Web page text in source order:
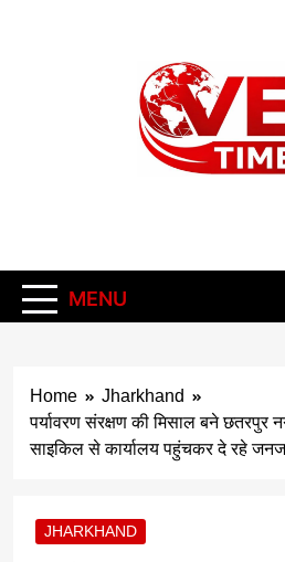
MENU
Home
Jharkhand
पर्यावरण संरक्षण की मिसाल बने छतरपुर
साइकिल से कार्यालय पहुंचकर दे रहे
JHARKHAND